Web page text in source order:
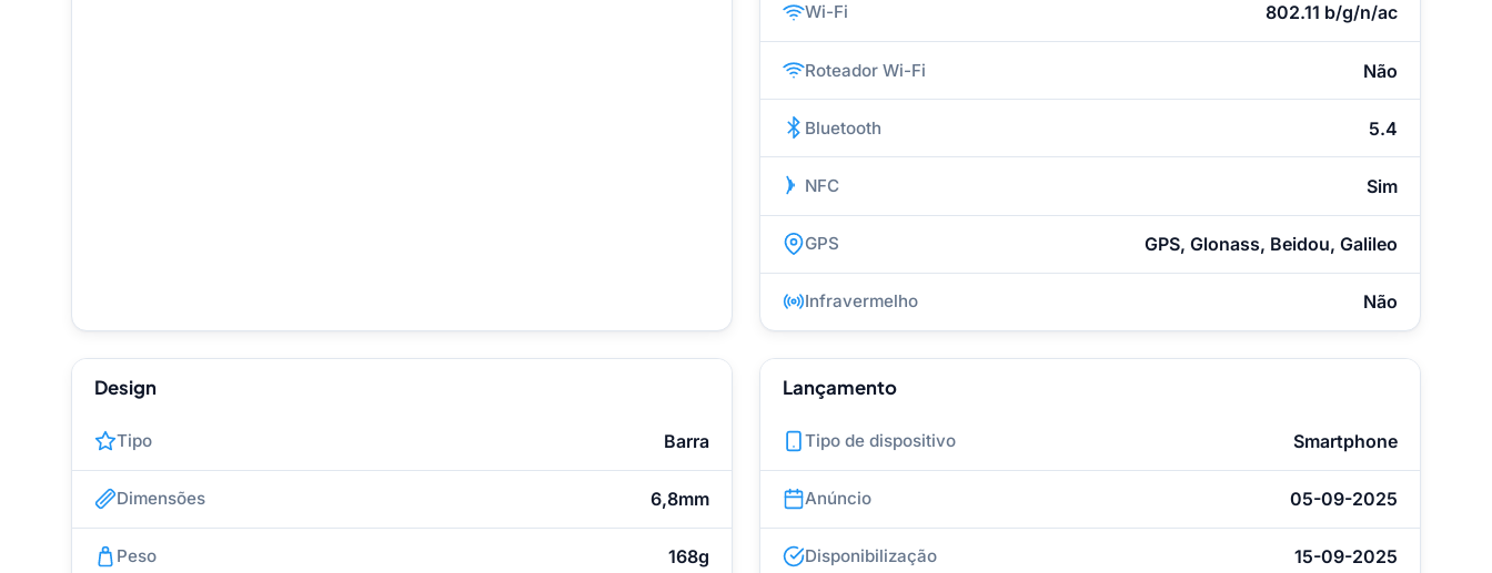
Wi-Fi 802.11 b/g/n/ac
Roteador Wi-Fi Não
Bluetooth 5.4
NFC Sim
GPS GPS, Glonass, Beidou, Galileo
Infravermelho Não
Design
Tipo Barra
Dimensões 6,8mm
Peso 168g
Lançamento
Tipo de dispositivo Smartphone
Anúncio 05-09-2025
Disponibilização 15-09-2025